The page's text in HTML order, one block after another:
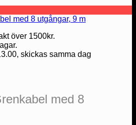
över 1500kr.
skickas samma dag
med 8